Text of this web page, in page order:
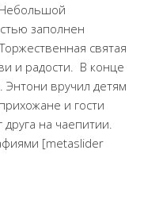
заполнен
святая
и радости. В конце
Энтони вручил детям
и гости
друга на чаепитии.
[metaslider